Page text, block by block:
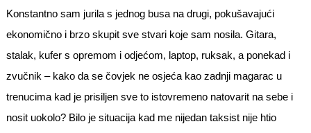
Konstantno sam jurila s jednog busa na drugi, pokušavajući
ekonomično i brzo skupit sve stvari koje sam nosila. Gitara,
stalak, kufer s opremom i odjećom, laptop, ruksak, a ponekad i
zvučnik – kako da se čovjek ne osjeća kao zadnji magarac u
trenucima kad je prisiljen sve to istovremeno natovarit na sebe i
nosit uokolo? Bilo je situacija kad me nijedan taksist nije htio